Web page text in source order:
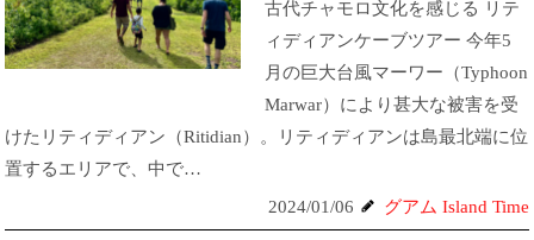
古代チャモロ文化を感じる リテ
ィディアンケーブツアー 今年5
月の巨大台風マーワー（Typhoon
Marwar）により甚大な被害を受
けたリティディアン（Ritidian）。リティディアンは島最北端に位
置するエリアで、中で…
2024/01/06
グアム Island Time